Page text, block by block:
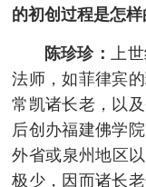
的初创过程是怎样
陈珍珍：上
法师，如菲律宾
常凯诸长老，以
后创办福建佛学
外省或泉州地区
极少，因而诸长